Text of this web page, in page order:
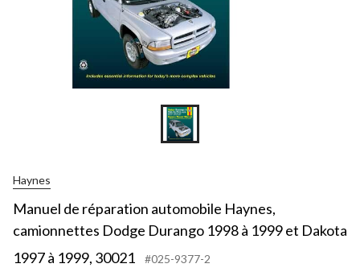
Haynes
Manuel de réparation automobile Haynes,
camionnettes Dodge Durango 1998 à 1999 et Dakota
1997 à 1999, 30021
#025-9377-2